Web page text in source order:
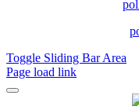
Toggle Sliding Bar Area
Page load link